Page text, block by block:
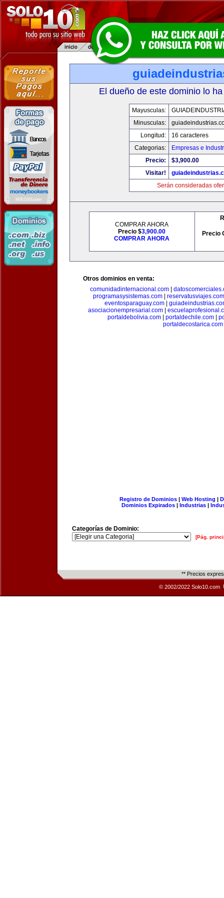
El dueño de este dominio lo
Mayusculas:
Minusculas:
Longitud:
16 caracteres
Categorias:
Empresas e
Precio:
$3,900.00
Visitar!
Serán consideradas
COMPRAR AHORA
Precio $3,900.00
COMPRAR AHORA
Precio
Otros dominios en venta:
comunidadinternacional.com
programasysistemas.com
reservatusviajes.com
eventosparaguay.com
asociacionempresarial.com|
portaldebolivia.com| portaldechile.com|
portaldecostarica.com
Registro de Dominios| Web Hosting |
Dominios Expirados | Industrias |
Categorías de Dominio:
[Pág.
** Precios
© 2002/2022 Solo10.com